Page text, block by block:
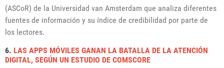
(ASCoR) de la Universidad van Amsterdam que analiza diferentes
fuentes de información y su índice de credibilidad por parte de
los lectores.
6. LAS APPS MÓVILES GANAN LA BATALLA DE LA ATENCIÓN
DIGITAL, SEGÚN UN ESTUDIO DE COMSCORE